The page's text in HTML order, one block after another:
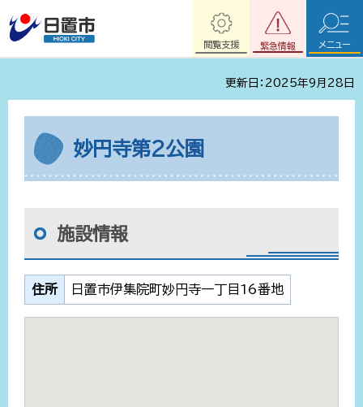
緊急情報
閲覧支援 メニュー
更新日：2025年9月28日
妙円寺第2公園
施設情報
住所 日置市伊集院町妙円寺一丁目16番地